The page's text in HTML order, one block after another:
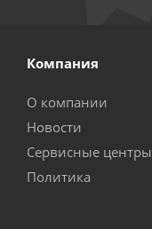
Компания
О компании
Новости
Сервисные центры
Политика